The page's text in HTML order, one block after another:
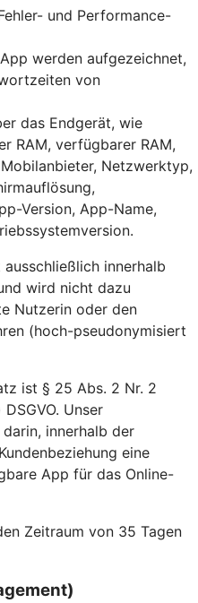
und Performance-
werden aufgezeichnet,
von
das Endgerät, wie
RAM, verfügbarer RAM,
Netzwerktyp,
Version, App-Name,
innerhalb
wird nicht dazu
Nutzerin oder den
(hoch-pseudonymisiert
ist § 25 Abs. 2 Nr. 2
Unser
innerhalb der
eine
App für das Online-
Zeitraum von 35 Tagen